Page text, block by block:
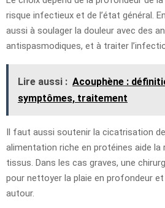
risque infectieux et de l’état général.
aussi à soulager la douleur avec des
antispasmodiques, et à traiter
Lire aussi : Acouphène :
symptômes, traitement
Il faut aussi soutenir la cicatrisation de
alimentation riche en protéines aide
tissus. Dans les cas graves, une
pour nettoyer la plaie en profondeur
autour.